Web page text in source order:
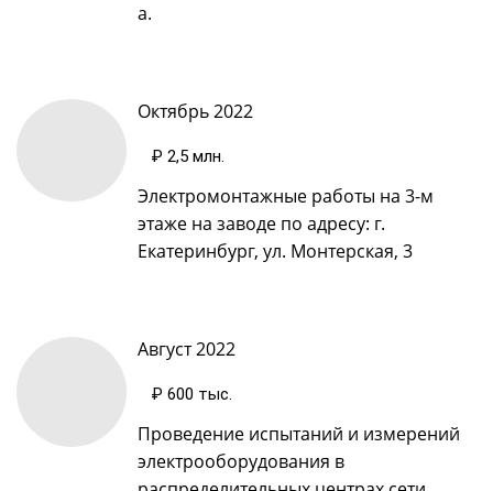
а.
Октябрь 2022
₽ 2,5 млн.
Электромонтажные работы на 3-м
этаже на заводе по адресу: г.
Екатеринбург, ул. Монтерская, 3
Август 2022
₽ 600 тыс.
Проведение испытаний и измерений
электрооборудования в